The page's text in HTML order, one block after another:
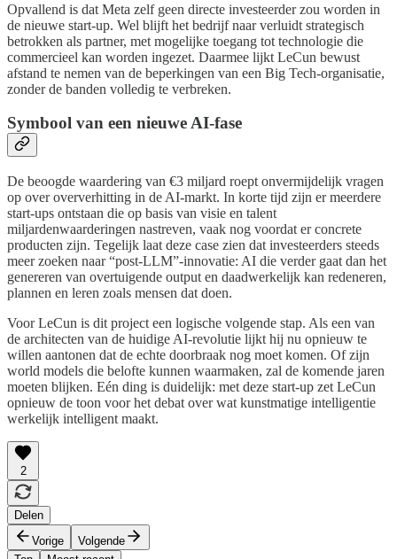
Opvallend is dat Meta zelf geen directe investeerder zou worden in
de nieuwe start-up. Wel blijft het bedrijf naar verluidt strategisch
betrokken als partner, met mogelijke toegang tot technologie die
commercieel kan worden ingezet. Daarmee lijkt LeCun bewust
afstand te nemen van de beperkingen van een Big Tech-organisatie,
zonder de banden volledig te verbreken.
Symbool van een nieuwe AI-fase
De beoogde waardering van €3 miljard roept onvermijdelijk vragen
op over oververhitting in de AI-markt. In korte tijd zijn er meerdere
start-ups ontstaan die op basis van visie en talent
miljardenwaarderingen nastreven, vaak nog voordat er concrete
producten zijn. Tegelijk laat deze case zien dat investeerders steeds
meer zoeken naar “post-LLM”-innovatie: AI die verder gaat dan het
genereren van overtuigende output en daadwerkelijk kan redeneren,
plannen en leren zoals mensen dat doen.
Voor LeCun is dit project een logische volgende stap. Als een van
de architecten van de huidige AI-revolutie lijkt hij nu opnieuw te
willen aantonen dat de echte doorbraak nog moet komen. Of zijn
world models die belofte kunnen waarmaken, zal de komende jaren
moeten blijken. Eén ding is duidelijk: met deze start-up zet LeCun
opnieuw de toon voor het debat over wat kunstmatige intelligentie
werkelijk intelligent maakt.
2
Delen
Vorige
Volgende